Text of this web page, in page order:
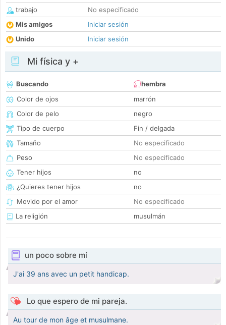
trabajo
No especificado
Mis amigos
Iniciar sesión
Unido
Iniciar sesión
Mi física y +
Buscando
hembra
Color de ojos
marrón
Color de pelo
negro
Tipo de cuerpo
Fin / delgada
Tamaño
No especificado
Peso
No especificado
Tener hijos
no
¿Quieres tener hijos
no
Movido por el amor
No especificado
La religión
musulmán
un poco sobre mí
J'ai 39 ans avec un petit handicap.
Lo que espero de mi pareja.
Au tour de mon âge et musulmane.